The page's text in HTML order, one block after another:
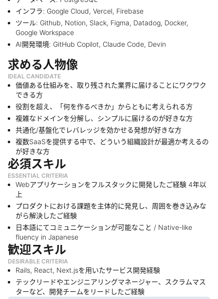
インフラ: Google Cloud, Vercel, Firebase
ツール: Github, Notion, Slack, Figma, Datadog, Docker,
Google Workspace
AI開発環境: GitHub Copilot, Claude Code, Devin
求める人物像
IDEAL CANDIDATE
価値ある仕組みを、取り残された業界に届けることにワクワク
できる方
役割を超え、「何を作るべきか」からともに考えられる方
複雑なドメインを分解し、シンプルに届けるのが好きな方
共通化/基盤化でレバレッジを効かせる発想が好きな方
複数SaaSを提供する中で、どういう組織設計が最適か考えるの
が好きな方
必須スキル
ESSENTIAL CRITERIA
Webアプリケーションをフルスタックに開発したご経験 4年以
上
プロダクトにおける課題を主体的に発見し、周囲を巻き込みな
がら解決したご経験
日本語にてコミュニケーションが可能なこと / Native-like
fluency in Japanese
歓迎スキル
DESIRABLE CRITERIA
Rails, React, Next.jsを用いたサービス開発経験
テックリードやエンジニアリングマネージャー、スクラムマス
ターなど、開発チームをリードしたご経験